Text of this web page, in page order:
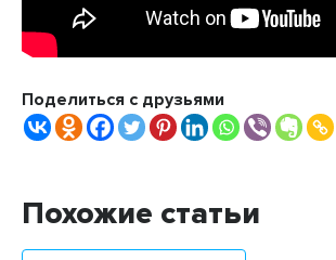
Поделиться с друзьями
Похожие статьи